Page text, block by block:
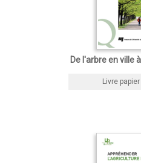
De l'arbre en ville
Livre papier